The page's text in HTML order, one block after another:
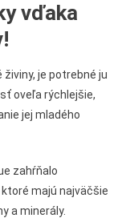
vďaka
je potrebné ju
oveľa rýchlejšie,
jej mladého
zahŕňalo
majú najväčšie
a minerály.